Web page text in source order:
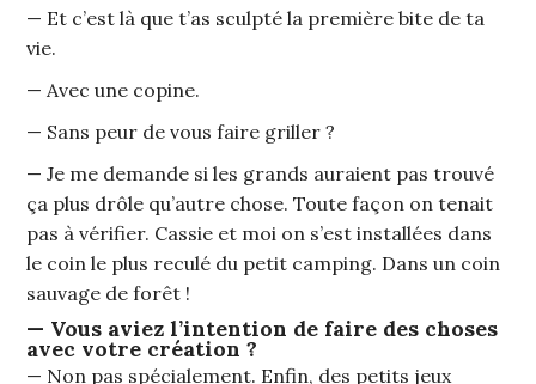
— Et c’est là que t’as sculpté la première bite de ta
vie.
— Avec une copine.
— Sans peur de vous faire griller ?
— Je me demande si les grands auraient pas trouvé
ça plus drôle qu’autre chose. Toute façon on tenait
pas à vérifier. Cassie et moi on s’est installées dans
le coin le plus reculé du petit camping. Dans un coin
sauvage de forêt !
— Vous aviez l’intention de faire des choses
avec votre création ?
— Non pas spécialement. Enfin, des petits jeux